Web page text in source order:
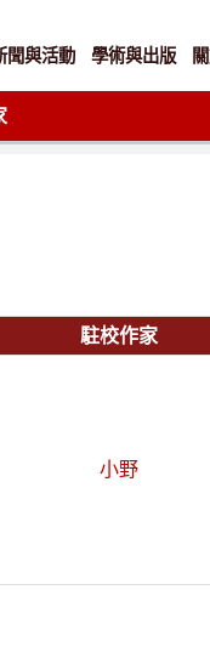
聞與活動 學術與出版
駐校作家
小野